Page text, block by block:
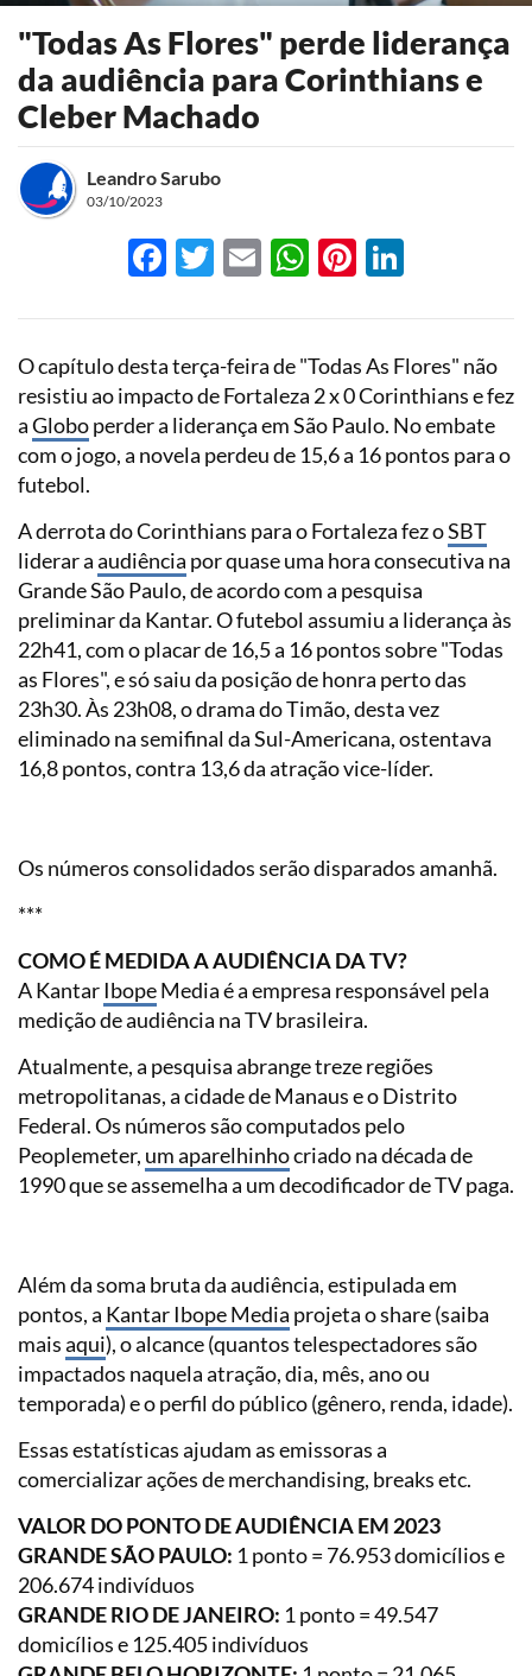
"Todas As Flores" perde liderança
da audiência para Corinthians e
Cleber Machado
Leandro Sarubo
03/10/2023
Facebook
Twitter
EmailWhatsApp
Pinterest
O capítulo desta terça-feira de "Todas As Flores" não
resistiu ao impacto de Fortaleza 2 x 0 Corinthians e fez
aGloboperder a liderança em São Paulo. No embate
com o jogo, a novela perdeu de 15,6 a 16 pontos para o
futebol.
A derrota do Corinthians para o Fortaleza fez oSBT
liderar aaudiência por quase uma hora consecutiva na
Grande São Paulo, de acordo com a pesquisa
preliminar da Kantar. O futebol assumiu a liderança às
22h41, com o placar de 16,5 a 16 pontos sobre "Todas
as Flores", e só saiu da posição de honra perto das
23h30. Às 23h08, o drama do Timão, desta vez
eliminado na semifinal da Sul-Americana, ostentava
16,8 pontos, contra 13,6 da atração vice-líder.
Os números consolidados serão disparados amanhã.
***
COMO É MEDIDA A AUDIÊNCIA DA TV?
A KantarIbopeMedia é a empresa responsável pela
medição de audiência na TV brasileira.
Atualmente, a pesquisa abrange treze regiões
metropolitanas, a cidade de Manaus e o Distrito
Federal. Os números são computados pelo
Peoplemeter, um aparelhinhocriado na década de
1990 que se assemelha a um decodificador de TV paga.
Além da soma bruta da audiência, estipulada em
pontos, a Kantar Ibope Media projeta o share (saiba
maisaqui), o alcance (quantos telespectadores são
impactados naquela atração, dia, mês, ano ou
temporada) e o perfil do público (gênero, renda, idade).
Essas estatísticas ajudam as emissoras a
comercializar ações de merchandising, breaks etc.
VALOR DO PONTO DE AUDIÊNCIA EM 2023
GRANDE SÃO PAULO: 1 ponto = 76.953 domicílios e
206.674 indivíduos
GRANDE RIO DE JANEIRO: 1 ponto = 49.547
domicílios e 125.405 indivíduos